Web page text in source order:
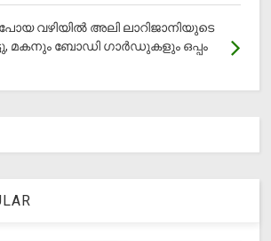
വഴിയില്‍ അലി ലാറിജാനിയുടെ
മകനും ബോഡി ഗാര്‍ഡുകളും ഒപ്പം